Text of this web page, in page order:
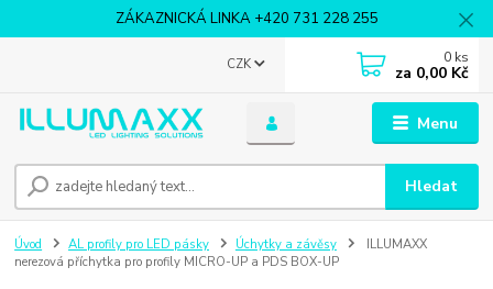
ZÁKAZNICKÁ LINKA +420 731 228 255
Menu
CZK
Hledat
0 ks
za 0,00 Kč
Úvod AL profily pro LED pásky Úchytky a závěsy
ILLUMAXX
nerezová příchytka pro profily MICRO-UP a PDS BOX-UP